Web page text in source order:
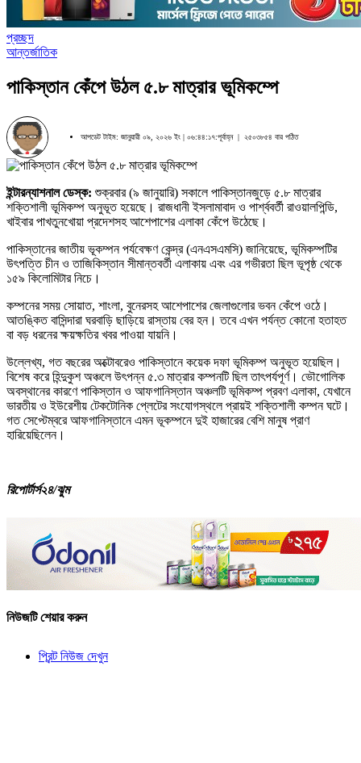
প্রচ্ছদ
আন্তর্জাতিক
পাকিস্তান কেঁপে উঠল ৫.৮ মাত্রার ভূমিকম্পে
আপডেট টাইম: জানুয়ারী ০৯, ২০২৬ ইং | ০৬:৪৪:১৭:পূর্বাহ্ন | ২৫০৩৮৫৪ বার পঠিত
ইন্টারন্যাশনালডেস্ক:শুক্রবার (৯ জানুয়ারি) সকালে পাকিস্তানজুড়ে ৫.৮ মাত্রার
শক্তিশালী ভূমিকম্প অনুভূত হয়েছে। রাজধানী ইসলামাবাদ ও পার্শ্ববর্তী রাওয়ালপিন্ডি,
খাইবার পাখতুনখোয়া প্রদেশসহ আশেপাশের এলাকা কেঁপে উঠেছে।
পাকিস্তানের জাতীয় ভূকম্পন পর্যবেক্ষণ কেন্দ্র (এনএসএমসি) জানিয়েছে, ভূমিকম্পটির
উৎপত্তি চীন ও তাজিকিস্তান সীমান্তবর্তী এলাকায় এবং এর গভীরতা ছিল ভূপৃষ্ঠ থেকে
১৫৯ কিলোমিটার নিচে।
কম্পনের সময় সোয়াত, শাংলা, বুনেরসহ আশেপাশের জেলাগুলোর ভবন কেঁপে ওঠে।
আতঙ্কিত বাসিন্দারা ঘরবাড়ি ছাড়িয়ে রাস্তায় বের হন। তবে এখন পর্যন্ত কোনো হতাহত
বা বড় ধরনের ক্ষয়ক্ষতির খবর পাওয়া যায়নি।
উল্লেখ্য, গত বছরের অক্টোবরেও পাকিস্তানে কয়েক দফা ভূমিকম্প অনুভূত হয়েছিল।
বিশেষ করে হিন্দুকুশ অঞ্চলে উৎপন্ন ৫.৩ মাত্রার কম্পনটি ছিল তাৎপর্যপূর্ণ। ভৌগোলিক
অবস্থানের কারণে পাকিস্তান ও আফগানিস্তান অঞ্চলটি ভূমিকম্প প্রবণ এলাকা, যেখানে
ভারতীয় ও ইউরেশীয় টেকটোনিক প্লেটের সংযোগস্থলে প্রায়ই শক্তিশালী কম্পন ঘটে।
গত সেপ্টেম্বরে আফগানিস্তানে এমন ভূকম্পনে দুই হাজারের বেশি মানুষ প্রাণ
হারিয়েছিলেন।
রিপোর্টার্স২৪/ঝুম
নিউজটি শেয়ার করুন
প্রিন্ট নিউজ দেখুন